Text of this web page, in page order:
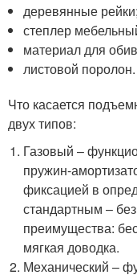
деревянные рейки;
степлер
материал для
листовой поролон.
Что касается
двух типов:
Газовый –
пружин-
фиксацией в
стандартным –
преимущества:
мягкая доводка.
Механический –